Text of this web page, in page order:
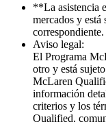
**La asistencia
mercados y está
correspondiente.
Aviso legal:
El Programa
otro y está
McLaren
información
criterios y los
Qualified,